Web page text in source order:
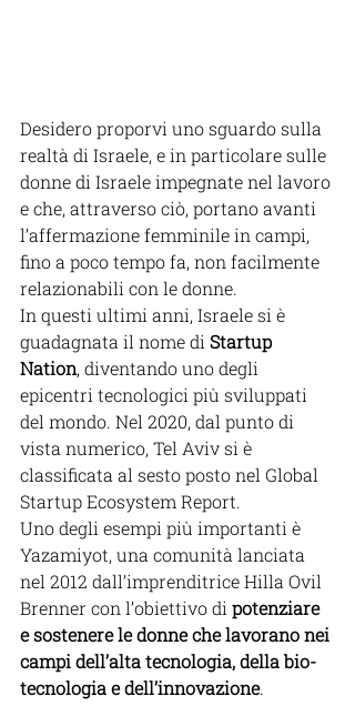
Desidero proporvi uno sguardo sulla
realtà di Israele, e in particolare sulle
donne di Israele impegnate nel lavoro
e che, attraverso ciò, portano avanti
l’affermazione femminile in campi,
fino a poco tempo fa, non facilmente
relazionabili con le donne.
In questi ultimi anni, Israele si è
guadagnata il nome di Startup
Nation, diventando uno degli
epicentri tecnologici più sviluppati
del mondo. Nel 2020, dal punto di
vista numerico, Tel Aviv si è
classificata al sesto posto nel Global
Startup Ecosystem Report.
Uno degli esempi più importanti è
Yazamiyot, una comunità lanciata
nel 2012 dall’imprenditrice Hilla Ovil
Brenner con l’obiettivo di potenziare
e sostenere le donne che lavorano nei
campi dell’alta tecnologia, della bio-
tecnologia e dell’innovazione.